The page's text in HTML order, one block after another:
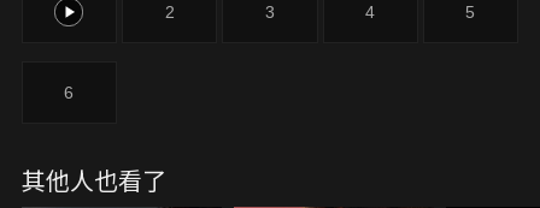
1 2 3 4 5
6
其他人也看了